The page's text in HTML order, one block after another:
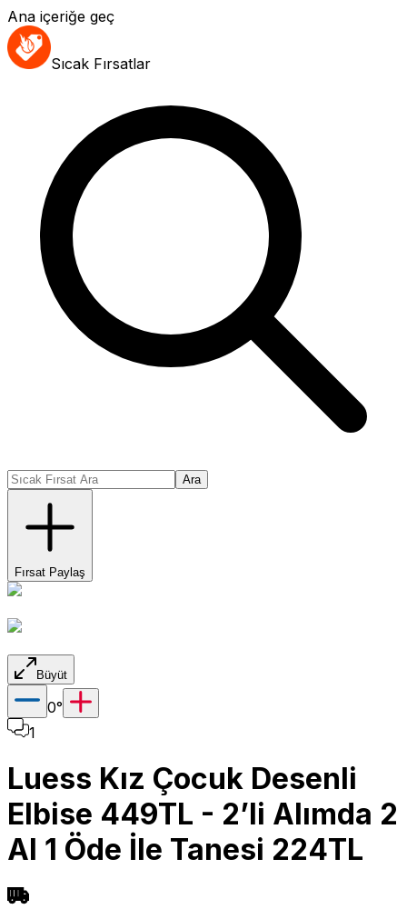
Ana içeriğe geç
Sıcak Fırsatlar
Ara
Fırsat Paylaş
Büyüt
0°
1
Luess Kız Çocuk Desenli
Elbise 449TL - 2’li Alımda 2
Al 1 Öde İle Tanesi 224TL